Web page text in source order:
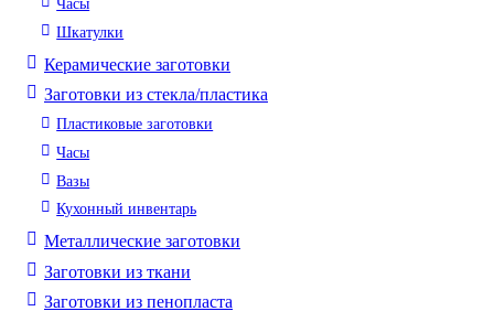
Шкатулки
Керамические заготовки
Заготовки из стекла/пластика
Пластиковые заготовки
Часы
Вазы
Кухонный инвентарь
Металлические заготовки
Заготовки из ткани
Заготовки из пенопласта